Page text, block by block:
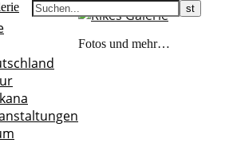
Fotos und mehr…